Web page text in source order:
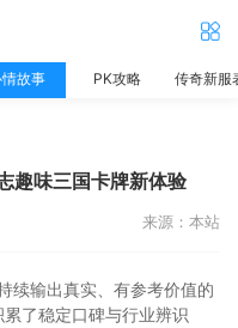
故事 PK攻略 传奇新服
趣味三国卡牌新体验
来源：本站
续输出真实、有参考价值的
了稳定口碑与行业辨识